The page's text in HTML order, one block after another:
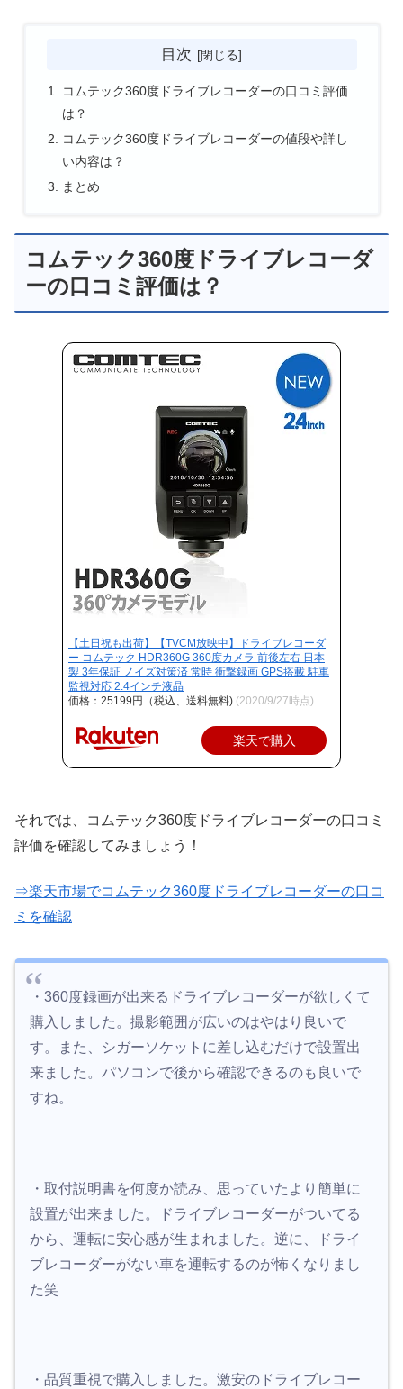
目次
コムテック360度ドライブレコーダーの口コミ評価
は？
コムテック360度ドライブレコーダーの値段や詳し
い内容は？
まとめ
コムテック360度ドライブレコーダ
ーの口コミ評価は？
【土日祝も出荷】【TVCM放映中】ドライブレコーダ
ー コムテック HDR360G 360度カメラ 前後左右 日本
製 3年保証 ノイズ対策済 常時 衝撃録画 GPS搭載 駐車
監視対応 2.4インチ液晶
価格：25199円（税込、送料無料) (2020/9/27時点)
楽天で購入
それでは、コムテック360度ドライブレコーダーの口コミ
評価を確認してみましょう！
⇒楽天市場でコムテック360度ドライブレコーダーの口コ
ミを確認
・360度録画が出来るドライブレコーダーが欲しくて
購入しました。撮影範囲が広いのはやはり良いで
す。
また、シガーソケットに差し込むだけで設置出
来ました。パソコンで後から確認できるのも良いで
すね。
・取付説明書を何度か読み、思っていたより簡単に
設置が出来ました。ドライブレコーダーがついてる
から、運転に安心感が生まれました。逆に、ドライ
ブレコーダーがない車を運転するのが怖くなりまし
た笑
・品質重視で購入しました。激安のドライブレコー